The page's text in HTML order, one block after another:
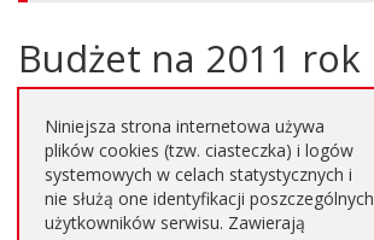
Główna
treść
strony
Budżet na 2011 rok
Podstrony:
Niniejsza strona internetowa używa
plików cookies (tzw. ciasteczka) i logów
systemowych w celach statystycznych i
nie służą one identyfikacji poszczególnych
użytkowników serwisu. Zawierają